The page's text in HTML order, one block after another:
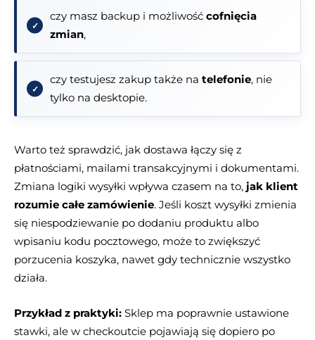
czy masz backup i możliwość cofnięcia
zmian,
czy testujesz zakup także na telefonie, nie
tylko na desktopie.
Warto też sprawdzić, jak dostawa łączy się z
płatnościami, mailami transakcyjnymi i dokumentami.
Zmiana logiki wysyłki wpływa czasem na to, jak klient
rozumie całe zamówienie. Jeśli koszt wysyłki zmienia
się niespodziewanie po dodaniu produktu albo
wpisaniu kodu pocztowego, może to zwiększyć
porzucenia koszyka, nawet gdy technicznie wszystko
działa.
Przykład z praktyki: Sklep ma poprawnie ustawione
stawki, ale w checkoutcie pojawiają się dopiero po